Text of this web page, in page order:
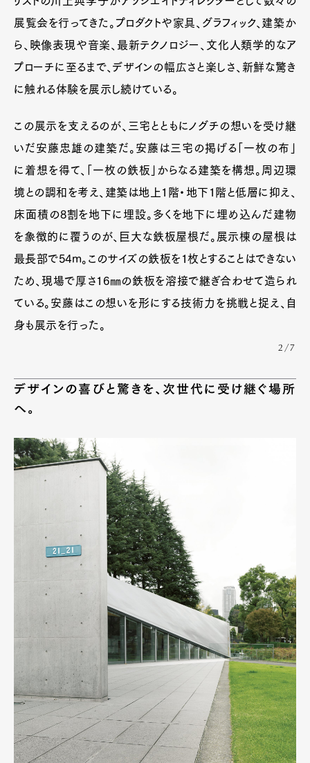
展覧会を行ってきた。プロダクトや家具、グラフィック、建築か
ら、映像表現や音楽、最新テクノロジー、文化人類学的なア
プローチに至るまで、デザインの幅広さと楽しさ、新鮮な驚き
に触れる体験を展示し続けている。
この展示を支えるのが、三宅とともにノグチの想いを受け継
いだ安藤忠雄の建築だ。安藤は三宅の掲げる「一枚の布」
に着想を得て、「一枚の鉄板」からなる建築を構想。周辺環
境との調和を考え、建築は地上1階・地下1階と低層に抑え、
床面積の8割を地下に埋設。多くを地下に埋め込んだ建物
を象徴的に覆うのが、巨大な鉄板屋根だ。展示棟の屋根は
最長部で54m。このサイズの鉄板を1枚とすることはできない
ため、現場で厚さ16㎜の鉄板を溶接で継ぎ合わせて造られ
ている。安藤はこの想いを形にする技術力を挑戦と捉え、自
身も展示を行った。
2/7
デザインの喜びと驚きを、次世代に受け継ぐ場所
へ。